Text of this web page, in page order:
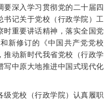
深入学习贯彻党的二十届四
记关于党校（行政学院）工
时重要讲话精神，落实全国党
新修订的《中国共产党党校
推动新时代我省党校（行政学
写中原大地推进中国式现代化
党校（行政学院）认真履职